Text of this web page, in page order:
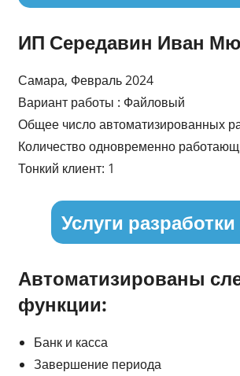
ИП Середавин Иван
Самара, Февраль 2024
Вариант работы : Файловый
Общее число автоматизированных
Количество одновременно
Тонкий клиент: 1
Услуги
Автоматизированы
функции:
Банк и касса
Завершение периода